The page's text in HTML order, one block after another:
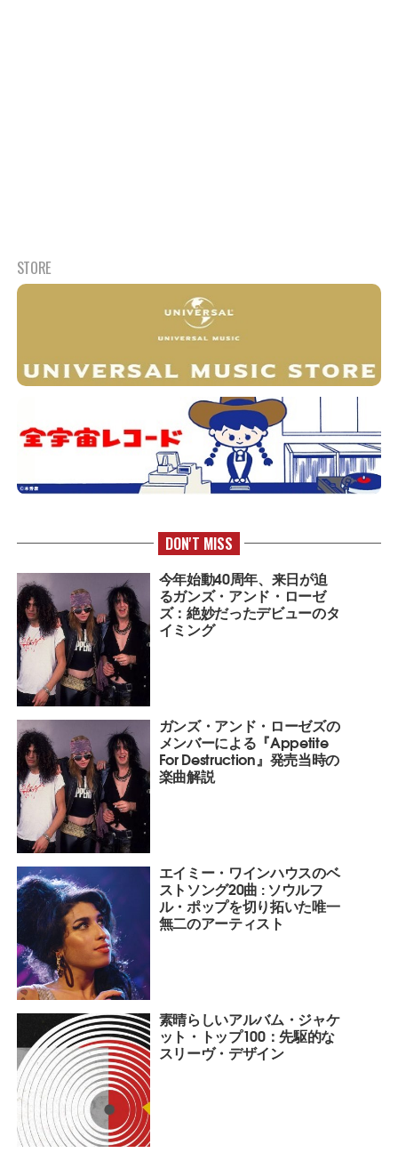
STORE
DON'T MISS
今年始動40周年、来日が迫
るガンズ・アンド・ローゼ
ズ：絶妙だったデビューのタ
イミング
ガンズ・アンド・ローゼズの
メンバーによる『Appetite
For Destruction』発売当時の
楽曲解説
エイミー・ワインハウスのベ
ストソング20曲 : ソウルフ
ル・ポップを切り拓いた唯一
無二のアーティスト
素晴らしいアルバム・ジャケ
ット・トップ100：先駆的な
スリーヴ・デザイン